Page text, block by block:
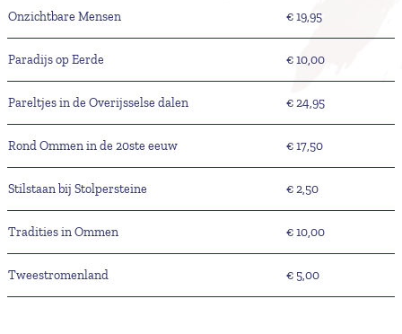
Onzichtbare Mensen € 19,95
Paradijs op Eerde € 10,00
Pareltjes in de Overijsselse dalen € 24,95
Rond Ommen in de 20ste eeuw € 17,50
Stilstaan bij Stolpersteine € 2,50
Tradities in Ommen € 10,00
Tweestromenland € 5,00